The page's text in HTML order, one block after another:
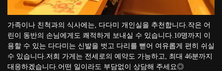
가족이나 친척과의 식사에는, 다다미 개인실을 추천합니다.작은 어
린이 동반의 손님에게도 쾌적하게 보내실 수 있습니다.10명까지 이
용할 수 있는 다다미는 신발을 벗고 다리를 뻗어 여유롭게 편히 쉬실
수 있습니다.저희 가게는 전세로의 예약도 가능하고, 최대 46분까지
대응하겠습니다.어떤 일이라도 부담없이 상담해 주세요◎